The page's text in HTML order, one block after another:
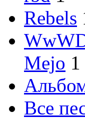
Rebels
Mejo 1
Все